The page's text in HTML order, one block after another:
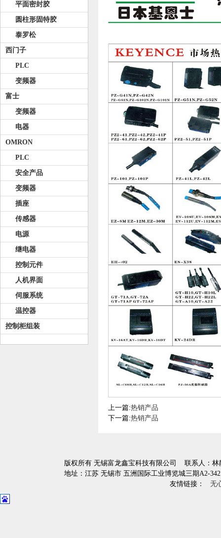
平面密封胶
圆柱形固特胶
泰罗松
西门子
PLC
变频器
富士
变频器
电器
OMRON
PLC
安全产品
变频器
插座
传感器
电源
继电器
控制元件
人机界面
伺服系统
温控器
控制柜组装
上一篇:热销产品
下一篇:热销产品
版权所有 无锡富龙鑫宝科技有限公司联系人：
地址：江苏 无锡市 五洲国际工业博览城三期A2-
友情链接： 无